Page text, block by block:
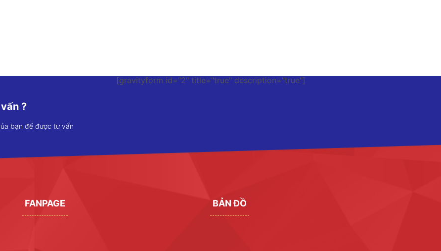
?
bạn để được tư vấn
[gravityform id="2" title="true" description="true"]
FANPAGE BẢN ĐỒ